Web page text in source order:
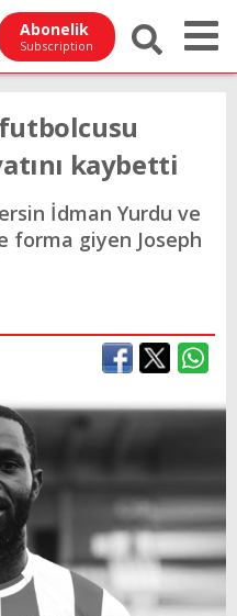
Abonelik
Subscription
kaybetti
İdman Yurdu ve
forma giyen Joseph